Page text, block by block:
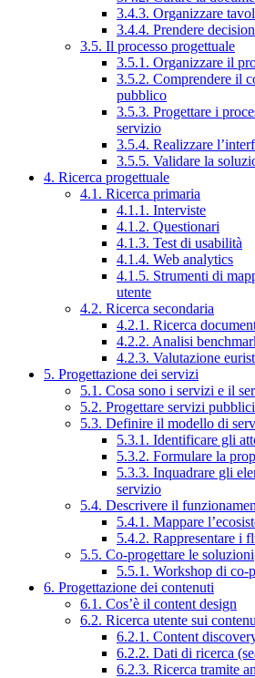
3.4.3. Organizzare
3.4.4. Prendere
3.5. Il processo progettuale
3.5.1. Organizzare il
3.5.2. Comprendere il
pubblico
3.5.3. Progettare i
servizio
3.5.4. Realizzare
3.5.5. Validare la
4. Ricerca progettuale
4.1. Ricerca primaria
4.1.1. Interviste
4.1.2. Questionari
4.1.3. Test di usabilità
4.1.4. Web analytics
4.1.5. Strumenti di
utente
4.2. Ricerca secondaria
4.2.1. Ricerca
4.2.2. Analisi
4.2.3. Valutazione
5. Progettazione dei servizi
5.1. Cosa sono i servizi e il
5.2. Progettare servizi
5.3. Definire il modello di
5.3.1. Identificare gli
5.3.2. Formulare la
5.3.3. Inquadrare gli
servizio
5.4. Descrivere il
5.4.1. Mappare
5.4.2. Rappresentare i
5.5. Co-progettare le soluzioni
5.5.1. Workshop di co-
6. Progettazione dei contenuti
6.1. Cos’è il content design
6.2. Ricerca utente sui
6.2.1. Content
6.2.2. Dati di ricerca
6.2.3. Ricerca tramite